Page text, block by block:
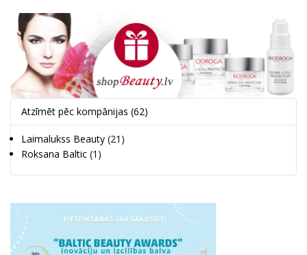
Atzīmēt pēc kompānijas (62)
Laimalukss Beauty (21)
Roksana Baltic (1)